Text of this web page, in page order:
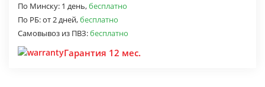
По Минску: 1 день,бесплатно
По РБ:от 2 дней,бесплатно
Самовывоз из ПВЗ:бесплатно
Гарантия 12 мес.